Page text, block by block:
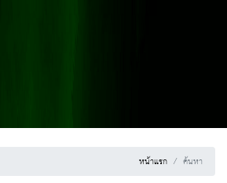
หน้าแรก ค้นหา